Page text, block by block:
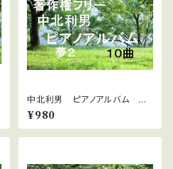
中北利男 ピアノアルバム 夢
２
¥980